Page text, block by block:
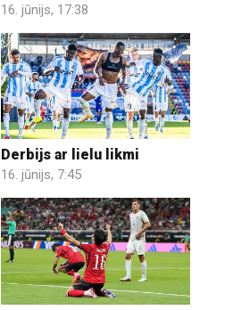
16. jūnijs, 17:38
Derbijs ar lielu likmi
16. jūnijs, 7:45